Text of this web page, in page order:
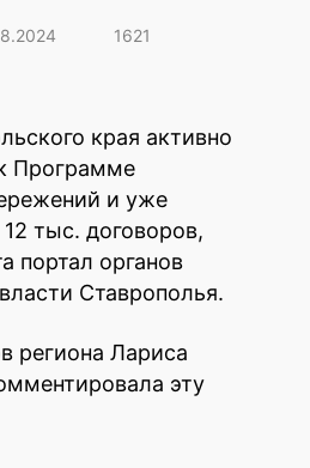
1621
края активно
Программе
и уже
тыс. договоров,
портал органов
Ставрополья.
региона Лариса
эту